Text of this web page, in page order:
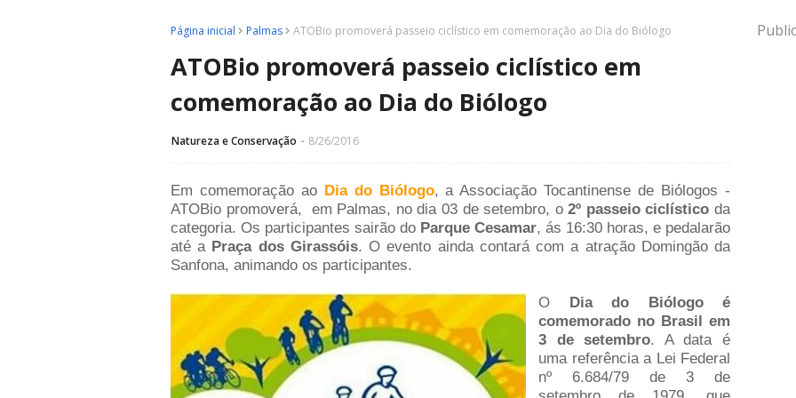
Página inicial Palmas ATOBio promoverá passeio ciclístico em comemoração ao Dia do Biólogo
ATOBio promoverá passeio ciclístico em
comemoração ao Dia do Biólogo
Natureza e Conservação 8/26/2016
Em comemoração ao Dia do Biólogo, a Associação Tocantinense de Biólogos -
ATOBio promoverá, em Palmas, no dia 03 de setembro, o2º passeio ciclístico da
categoria. Os participantes sairão do Parque Cesamar, ás 16:30 horas, e pedalarão
até a Praça dos Girassóis. O evento ainda contará com a atração Domingão da
Sanfona, animando os participantes.
O Dia do Biólogo é
comemorado no Brasil em
3 de setembro. A data é
uma referência a Lei Federal
nº 6.684/79 de 3 de